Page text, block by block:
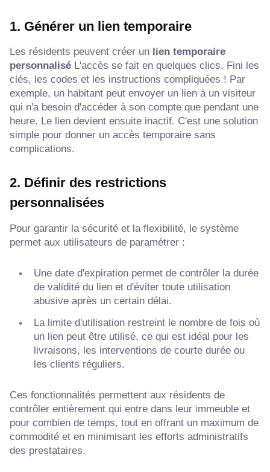
1. Générer un lien temporaire
Les résidents peuvent créer un lien temporaire
personnalisé L'accès se fait en quelques clics. Fini les
clés, les codes et les instructions compliquées ! Par
exemple, un habitant peut envoyer un lien à un visiteur
qui n'a besoin d'accéder à son compte que pendant une
heure. Le lien devient ensuite inactif. C'est une solution
simple pour donner un accès temporaire sans
complications.
2. Définir des restrictions
personnalisées
Pour garantir la sécurité et la flexibilité, le système
permet aux utilisateurs de paramétrer :
Une date d'expiration permet de contrôler la durée
de validité du lien et d'éviter toute utilisation
abusive après un certain délai.
La limite d'utilisation restreint le nombre de fois où
un lien peut être utilisé, ce qui est idéal pour les
livraisons, les interventions de courte durée ou
les clients réguliers.
Ces fonctionnalités permettent aux résidents de
contrôler entièrement qui entre dans leur immeuble et
pour combien de temps, tout en offrant un maximum de
commodité et en minimisant les efforts administratifs
des prestataires.